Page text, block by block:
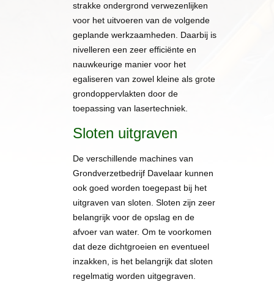
strakke ondergrond verwezenlijken
voor het uitvoeren van de volgende
geplande werkzaamheden. Daarbij is
nivelleren een zeer efficiënte en
nauwkeurige manier voor het
egaliseren van zowel kleine als grote
grondoppervlakten door de
toepassing van lasertechniek.
Sloten uitgraven
De verschillende machines van
Grondverzetbedrijf Davelaar kunnen
ook goed worden toegepast bij het
uitgraven van sloten. Sloten zijn zeer
belangrijk voor de opslag en de
afvoer van water. Om te voorkomen
dat deze dichtgroeien en eventueel
inzakken, is het belangrijk dat sloten
regelmatig worden uitgegraven.